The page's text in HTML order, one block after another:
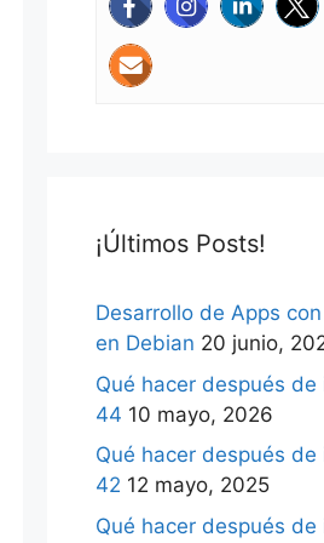
¡Últimos Posts!
Desarrollo de Apps
en Debian 20 junio,
Qué hacer después de
44 10 mayo, 2026
Qué hacer después de
42 12 mayo, 2025
Qué hacer después de